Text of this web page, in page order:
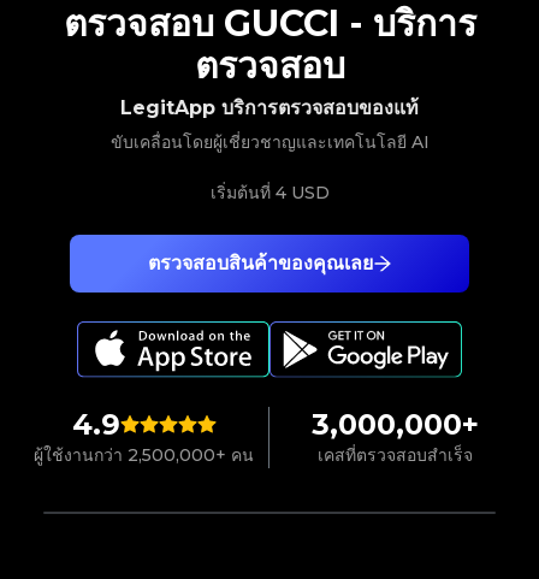
4.9
ผู้ใช้งานกว่า 2,500,000+ คน
3,000,000+
เคสที่ตรวจสอบสำเร็จ
ตรวจสอบสินค้าของคุณเลย
LegitApp บริการตรวจสอบของแท้
ขับเคลื่อนโดยผู้เชี่ยวชาญและเทคโนโลยี AI
เริ่มต้นที่ 4 USD
ตรวจสอบ GUCCI - บริการ
ตรวจสอบ